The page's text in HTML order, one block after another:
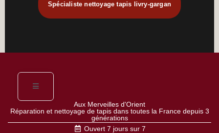
Spécialiste nettoyage tapis livry-gargan
Aux Merveilles d'Orient
Réparation et nettoyage de tapis dans toutes la France depuis 3
générations
Ouvert 7 jours sur 7